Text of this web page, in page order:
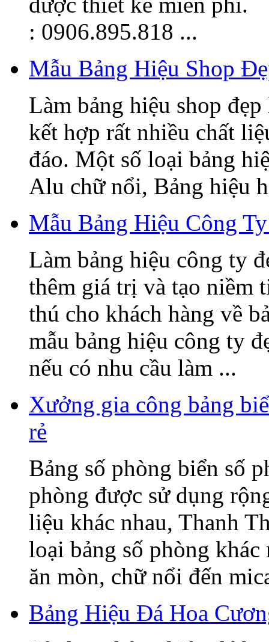
: 0906.895.818 ...
Mẫu Bảng Hiệu Shop
Làm bảng hiệu shop
kết hợp rất nhiều chất
đáo. Một số loại bảng
Alu chữ nổi, Bảng hiệu
Mẫu Bảng Hiệu Công
Làm bảng hiệu công ty
thêm giá trị và tạo niềm
thú cho khách hàng về
mẫu bảng hiệu công ty
nếu có nhu cầu làm ...
Xưởng gia công bảng
rẻ
Bảng số phòng biển số
phòng được sử dụng
liệu khác nhau, Thanh
loại bảng số phòng
ăn mòn, chữ nổi đến
Bảng Hiệu Đá Hoa